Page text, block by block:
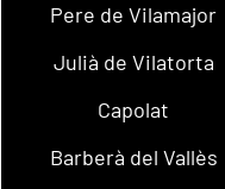
Pere de Vilamajor
Julià de Vilatorta
Capolat
Barberà del Vallès